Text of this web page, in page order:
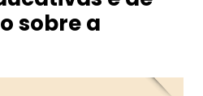
sobre a